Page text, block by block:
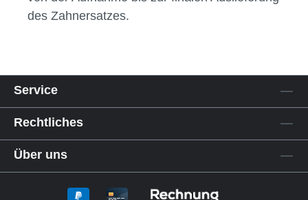
Im Online-Shop findest du ausschließlich
und ergänzende Produkte in den Kategorien
stellst du eine lückenlose Hygiene sicher –
von der Aufnahme bis zur finalen Auslieferung
des Zahnersatzes.